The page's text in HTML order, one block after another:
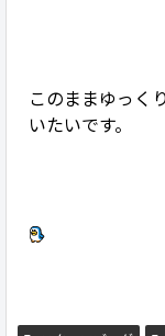
このままゆっく
いたいです。